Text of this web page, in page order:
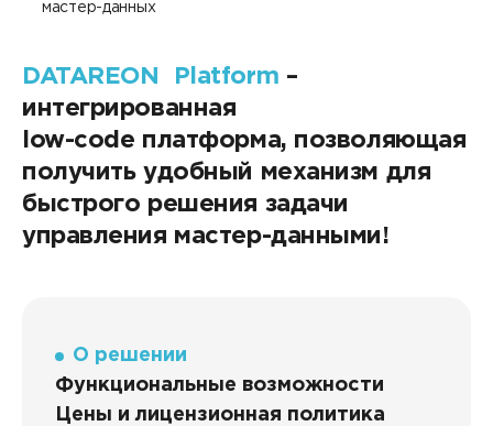
мастер-данных
DATAREON Platform –
интегрированная
low-code платформа, позволяющая
получить удобный механизм для
быстрого решения задачи
управления мастер-данными!
О решении
Функциональные возможности
Цены и лицензионная политика